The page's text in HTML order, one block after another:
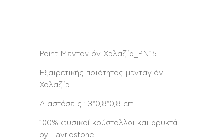
Point Μενταγιόν Χαλαζία_PN16
Εξαιρετικής ποιότητας μενταγιόν
Χαλαζία
Διαστάσεις : 3*0,8*0,8 cm
100% φυσικοί κρύσταλλοι και ορυκτά
by Lavriostone